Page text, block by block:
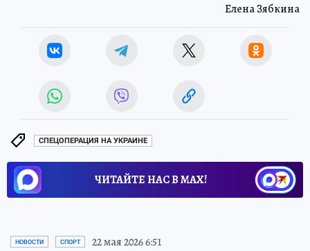
Елена Зябкина
СПЕЦОПЕРАЦИЯ НА УКРАИНЕ
ЧИТАЙТЕ НАС В МАХ!
НОВОСТИ СПОРТ 22 мая 2026 6:51